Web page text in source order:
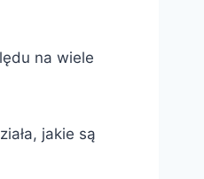
na wiele
jakie są